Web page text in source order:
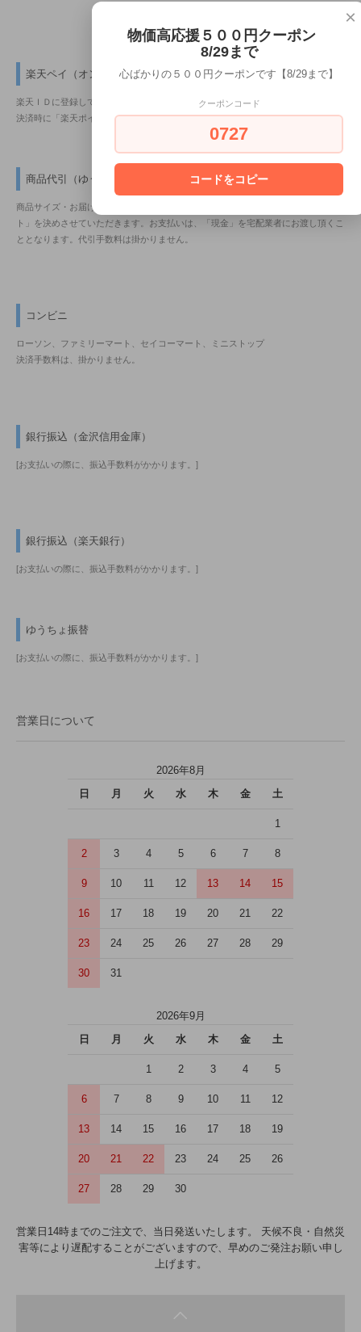
楽天ペイ（オンライン決済）
楽天ＩＤに登録しているクレジットカード情報を利用して、簡単に決済できます。
決済時に「楽天ポイントの獲得及び利用」が出来ます。
商品代引（ゆうパック・佐川急便ｅ-コレクト）
商品サイズ・お届け地域・時間により、当店で「ゆうパック・佐川急便ｅ-コレク
ト」を決めさせていただきます。お支払いは、「現金」を宅配業者にお渡し頂くこ
ととなります。代引手数料は掛かりません。
コンビニ
ローソン、ファミリーマート、セイコーマート、ミニストップ
決済手数料は、掛かりません。
銀行振込（金沢信用金庫）
[お支払いの際に、振込手数料がかかります。]
銀行振込（楽天銀行）
[お支払いの際に、振込手数料がかかります。]
ゆうちょ振替
[お支払いの際に、振込手数料がかかります。]
営業日について
2026年8月
日 月 火 水 木 金 土
1
2 3 4 5 6 7 8
9 10 11 12 13 14 15
16 17 18 19 20 21 22
23 24 25 26 27 28 29
30 31
2026年9月
日 月 火 水 木 金 土
1 2 3 4 5
6 7 8 9 10 11 12
13 14 15 16 17 18 19
20 21 22 23 24 25 26
27 28 29 30
営業日14時までのご注文で、当日発送いたします。 天候不良・自然災
害等により遅配することがございますので、早めのご発注お願い申し
上げます。
×
物価高応援５００円クーポン
8/29まで
心ばかりの５００円クーポンです【8/29まで】
クーポンコード
0727
コードをコピー